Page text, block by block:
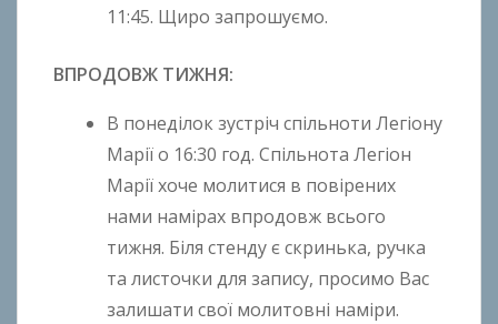
n
11:45. Щиро запрошуємо.
ВПРОДОВЖ ТИЖНЯ:
В понеділок зустріч спільноти Легіону
Марії о 16:30 год. Спільнота Легіон
Марії хоче молитися в повірених
нами намірах впродовж всього
тижня. Біля стенду є скринька, ручка
та листочки для запису, просимо Вас
залишати свої молитовні наміри.